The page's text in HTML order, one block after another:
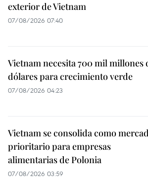
exterior de Vietnam
07/08/2026 07:40
Vietnam necesita 700 mil millones
dólares para crecimiento verde
07/08/2026 04:23
Vietnam se consolida como
prioritario para empresas
alimentarias de Polonia
07/08/2026 03:59